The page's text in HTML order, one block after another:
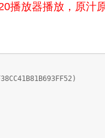
播放器播放，原汁